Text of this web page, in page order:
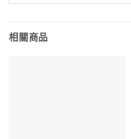
相關商品